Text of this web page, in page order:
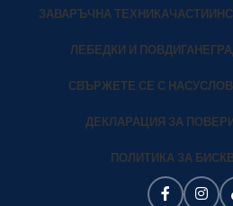
ЗАВАРЪЧНА ТЕХНИКАЧАСТИ
ЛЕБЕДКИ И ПОВДИГАНЕ
СВЪРЖЕТЕ СЕ С НАС
ДЕКЛАРАЦИЯ ЗА
ПОЛИТИКА ЗА